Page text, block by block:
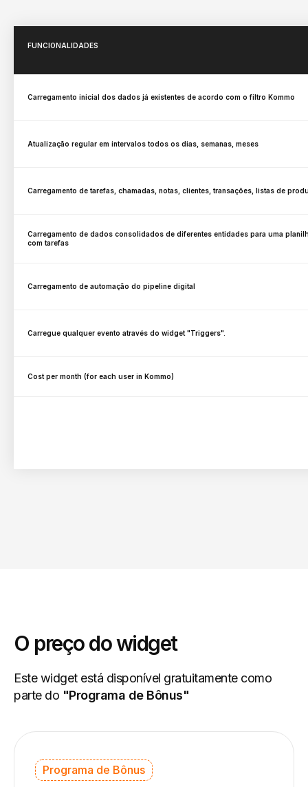
FUNCIONALIDADES
Carregamento inicial dos dados já existentes de acordo com o filtro Kommo
Atualização regular em intervalos todos os dias, semanas, meses
Carregamento de tarefas, chamadas, notas, clientes, transações, listas de
Carregamento de dados consolidados de diferentes entidades para uma
com tarefas
Carregamento de automação do pipeline digital
Carregue qualquer evento através do widget "Triggers".
Cost per month (for each user in Kommo)
O preço do widget
Este widget está disponível gratuitamente como
parte do "Programa de Bônus"
Programa de Bônus